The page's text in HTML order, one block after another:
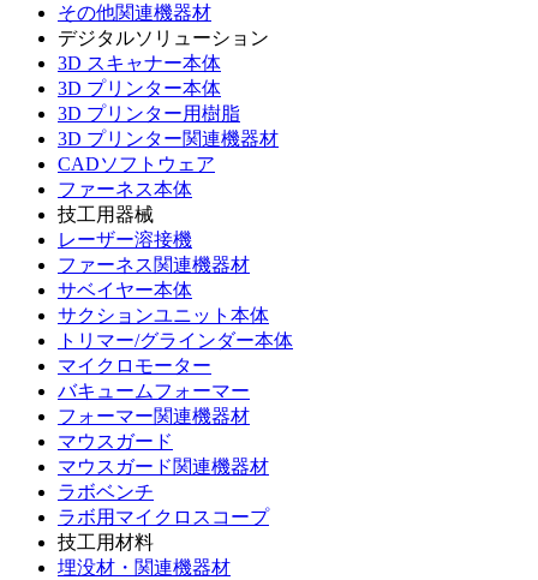
その他関連機器材
デジタルソリューション
3D スキャナー本体
3D プリンター本体
3D プリンター用樹脂
3D プリンター関連機器材
CADソフトウェア
ファーネス本体
技工用器械
レーザー溶接機
ファーネス関連機器材
サベイヤー本体
サクションユニット本体
トリマー/グラインダー本体
マイクロモーター
バキュームフォーマー
フォーマー関連機器材
マウスガード
マウスガード関連機器材
ラボベンチ
ラボ用マイクロスコープ
技工用材料
埋没材・関連機器材